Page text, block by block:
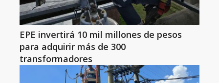
EPE invertirá 10 mil millones de pesos
para adquirir más de 300
transformadores